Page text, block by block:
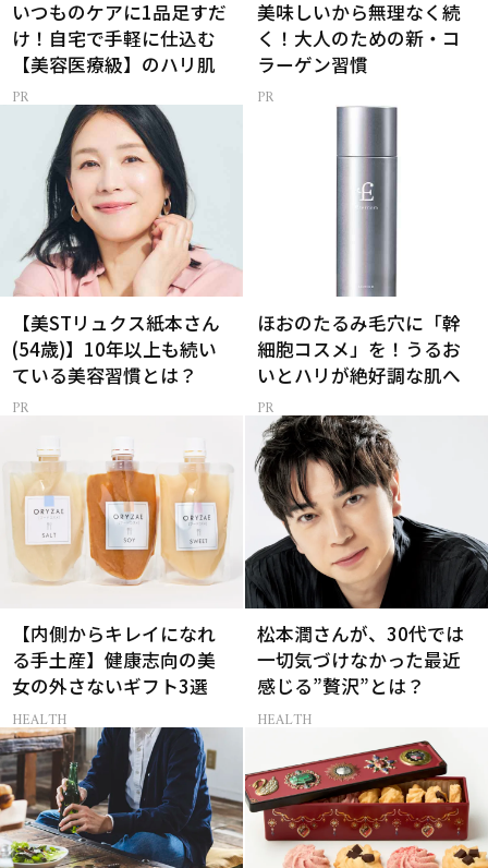
いつものケアに1品足すだ
け！自宅で手軽に仕込む
【美容医療級】のハリ肌
美味しいから無理なく続
く！大人のための新・コ
ラーゲン習慣
【美STリュクス紙本さん
(54歳)】10年以上も続い
ている美容習慣とは？
ほおのたるみ毛穴に「幹
細胞コスメ」を！うるお
いとハリが絶好調な肌へ
【内側からキレイになれ
る手土産】健康志向の美
女の外さないギフト3選
HEALTH
松本潤さんが、30代では
一切気づけなかった最近
感じる”贅沢”とは？
HEALTH